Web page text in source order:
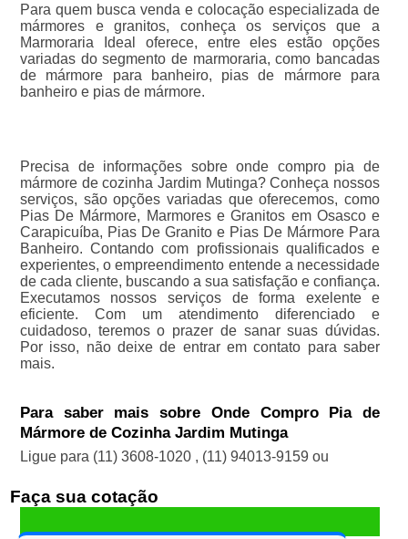
Para quem busca venda e colocação especializada de
mármores e granitos, conheça os serviços que a
Marmoraria Ideal oferece, entre eles estão opções
variadas do segmento de marmoraria, como bancadas
de mármore para banheiro, pias de mármore para
banheiro e pias de mármore.
Precisa de informações sobre onde compro pia de
mármore de cozinha Jardim Mutinga? Conheça nossos
serviços, são opções variadas que oferecemos, como
Pias De Mármore, Marmores e Granitos em Osasco e
Carapicuíba, Pias De Granito e Pias De Mármore Para
Banheiro. Contando com profissionais qualificados e
experientes, o empreendimento entende a necessidade
de cada cliente, buscando a sua satisfação e confiança.
Executamos nossos serviços de forma exelente e
eficiente. Com um atendimento diferenciado e
cuidadoso, teremos o prazer de sanar suas dúvidas.
Por isso, não deixe de entrar em contato para saber
mais.
Para saber mais sobre Onde Compro Pia de
Mármore de Cozinha Jardim Mutinga
Ligue para (11) 3608-1020 , (11) 94013-9159 ou
Faça sua cotação